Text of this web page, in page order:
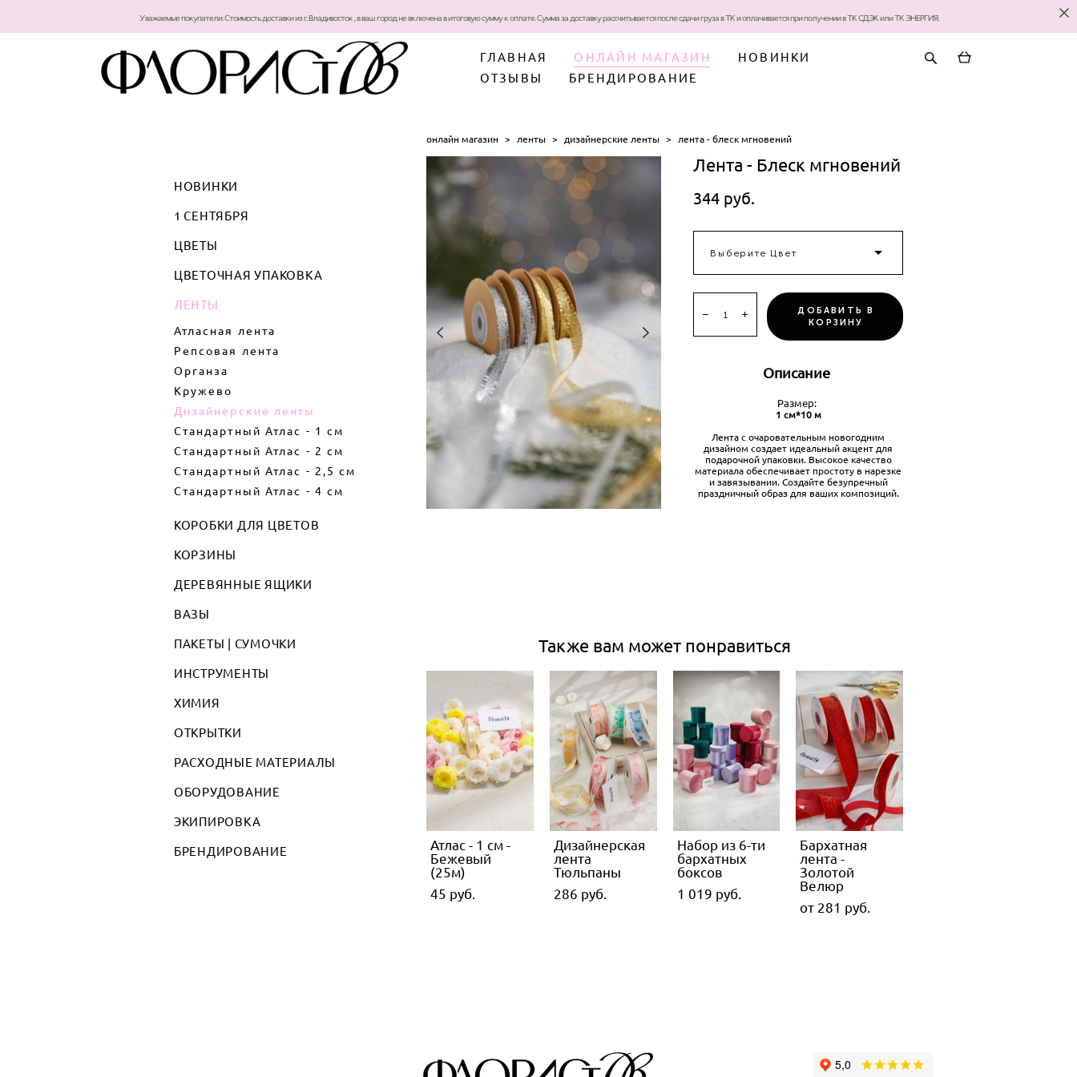
Уважаемые покупатели. Стоимость доставки из г. Владивосток , в ваш город не включена в итоговую сумму к оплате. Сумма за доставку рассчитывается после сдачи груза в ТК и оплачивается при получении в ТК СДЭК или ТК ЭНЕРГИЯ.
ГЛАВНАЯ ОНЛАЙН МАГАЗИН
НОВИНКИ
ОТЗЫВЫ
БРЕНДИРОВАНИЕ
НОВИНКИ
1 СЕНТЯБРЯ
ЦВЕТЫ
ЦВЕТОЧНАЯ УПАКОВКА
ЛЕНТЫ
Атласная лента
Репсовая лента
Органза
Кружево
Дизайнерские ленты
Стандартный Атлас - 1 см
Стандартный Атлас - 2 см
Стандартный Атлас - 2,5 см
Стандартный Атлас - 4 см
КОРОБКИ ДЛЯ ЦВЕТОВ
КОРЗИНЫ
ДЕРЕВЯННЫЕ ЯЩИКИ
ВАЗЫ
ПАКЕТЫ | СУМОЧКИ
ИНСТРУМЕНТЫ
ХИМИЯ
ОТКРЫТКИ
РАСХОДНЫЕ МАТЕРИАЛЫ
ОБОРУДОВАНИЕ
ЭКИПИРОВКА
БРЕНДИРОВАНИЕ
онлайн магазин > ленты > дизайнерские ленты > лента - блеск мгновений
Лента - Блеск мгновений
344 pуб.
Выберите Цвет
ДОБАВИТЬ В
КОРЗИНУ
Описание
Размер:
1 см*10 м
Лента с очаровательным новогодним
дизайном создает идеальный акцент для
подарочной упаковки. Высокое качество
материала обеспечивает простоту в нарезке
и завязывании. Создайте безупречный
праздничный образ для ваших композиций.
Также вам может понравиться
Атлас - 1 см -
Бежевый
(25м)
45 pуб.
Дизайнерская
лента
Тюльпаны
286 pуб.
Набор из 6-ти
бархатных
боксов
1 019 pуб.
Бархатная
лента -
Золотой
Велюр
от 281 pуб.